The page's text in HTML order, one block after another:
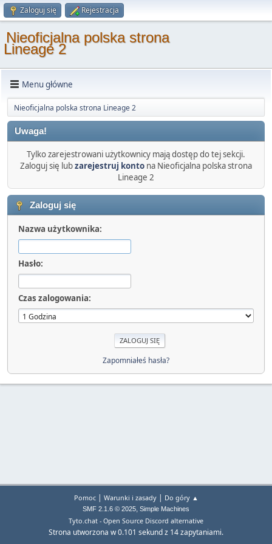
Zaloguj się Rejestracja
Nieoficjalna polska strona
Lineage 2
Menu główne
Nieoficjalna polska strona Lineage 2
Uwaga!
Tylko zarejestrowani użytkownicy mają dostęp do tej sekcji.
Zaloguj się lubzarejestruj konto na Nieoficjalna polska strona
Lineage 2
Zaloguj się
Nazwa użytkownika:
Hasło:
Czas zalogowania:
Zapomniałeś hasła?
Pomoc| Warunki i zasady| Do góry ▲
SMF 2.1.6 © 2025, Simple Machines
Tyto.chat - Open Source Discord alternative
Strona utworzona w 0.101 sekund z 14 zapytaniami.